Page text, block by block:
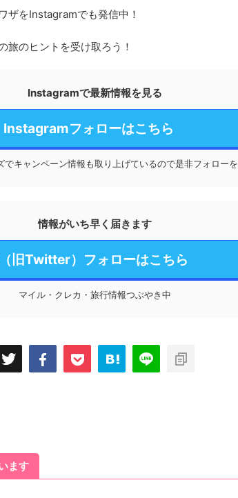
ザをInstagramでも発信中！
旅のヒントを受け取ろう！
Instagramで最新情報を見る
Instagramフォローはこちら
でキャンペーン情報も取り上げているので是非フォローを
情報がいち早く届きます
旧Twitter）フォローはこちら
マイル・クレカ・旅行情報つぶやき中
ます